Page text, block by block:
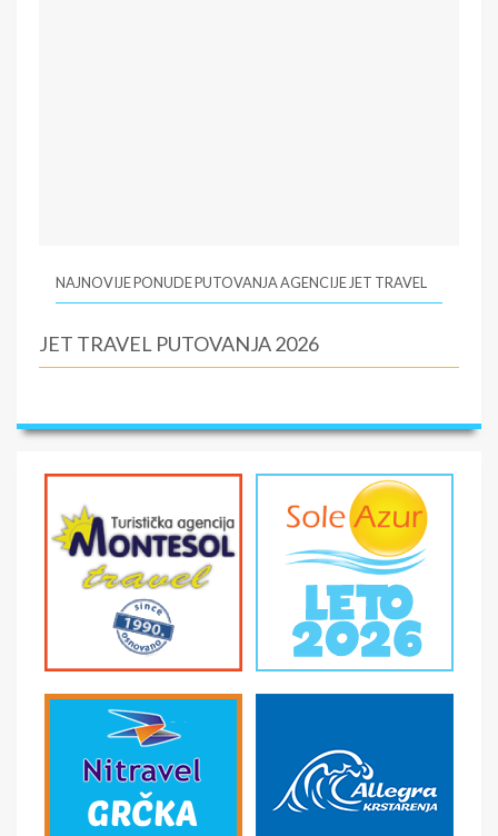
NAJNOVIJE PONUDE PUTOVANJA AGENCIJE JET TRAVEL
JET TRAVEL PUTOVANJA 2026